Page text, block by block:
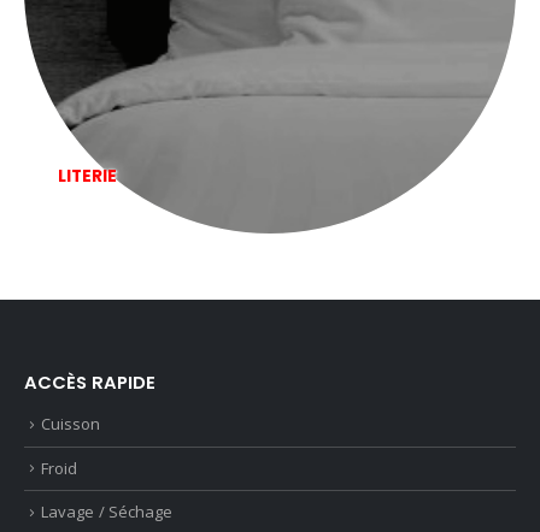
LITERIE
ACCÈS RAPIDE
Cuisson
Froid
Lavage / Séchage